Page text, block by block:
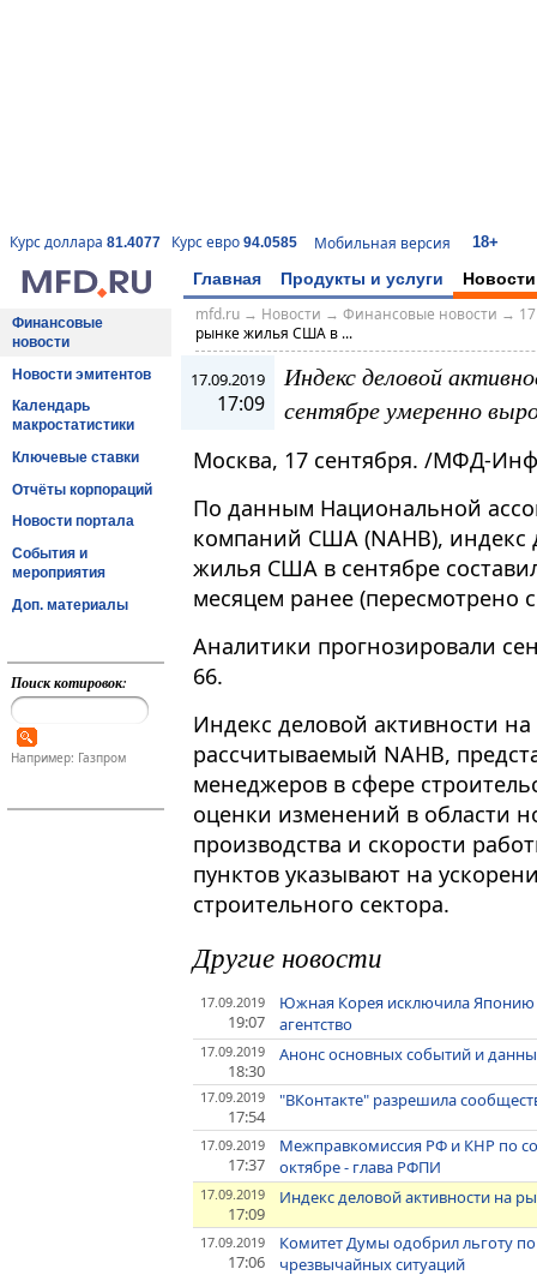
Курс доллара 81.4077 Курс евро 94.0585 Мобильная версия 18+
Главная Продукты и услуги Новости
Финансовые
новости
Новости эмитентов
Календарь
макростатистики
Ключевые ставки
Отчёты корпораций
Новости портала
События и
мероприятия
Доп. материалы
Поиск котировок:
Например: Газпром
mfd.ru→ Новости → Финансовые новости →
рынке жилья США в ...
17.09.2019
17:09
Индекс деловой
сентябре умеренно
Москва, 17 сентября. /МФД-
По данным Национальной
компаний США (NAHB), индекс
жилья США в сентябре
месяцем ранее (пересмотрено
Аналитики прогнозировали
66.
Индекс деловой активности
рассчитываемый NAHB,
менеджеров в сфере
оценки изменений в области
производства и скорости
пунктов указывают на
строительного сектора.
Другие новости
17.09.2019
19:07
Южная Корея исключила Японию
агентство
17.09.2019
18:30
Анонс основных событий и
17.09.2019
17:54
"ВКонтакте" разрешила
17.09.2019
17:37
Межправкомиссия РФ и КНР по
октябре - глава РФПИ
17.09.2019
17:09
Индекс деловой активности на
17.09.2019
17:06
Комитет Думы одобрил льготу
чрезвычайных ситуаций